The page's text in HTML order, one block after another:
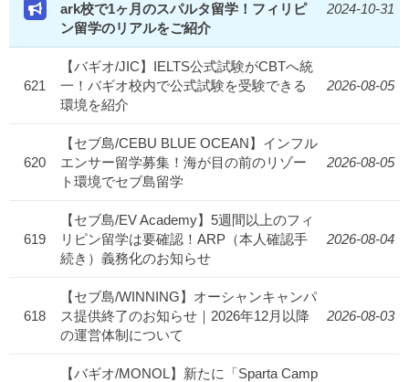
ark校で1ヶ月のスパルタ留学！フィリピ
ン留学のリアルをご紹介
2024-10-31
621
【バギオ/JIC】IELTS公式試験がCBTへ統
一！バギオ校内で公式試験を受験できる
環境を紹介
2026-08-05
620
【セブ島/CEBU BLUE OCEAN】インフル
エンサー留学募集！海が目の前のリゾー
ト環境でセブ島留学
2026-08-05
619
【セブ島/EV Academy】5週間以上のフィ
リピン留学は要確認！ARP（本人確認手
続き）義務化のお知らせ
2026-08-04
618
【セブ島/WINNING】オーシャンキャンパ
ス提供終了のお知らせ｜2026年12月以降
の運営体制について
2026-08-03
【バギオ/MONOL】新たに「Sparta Camp